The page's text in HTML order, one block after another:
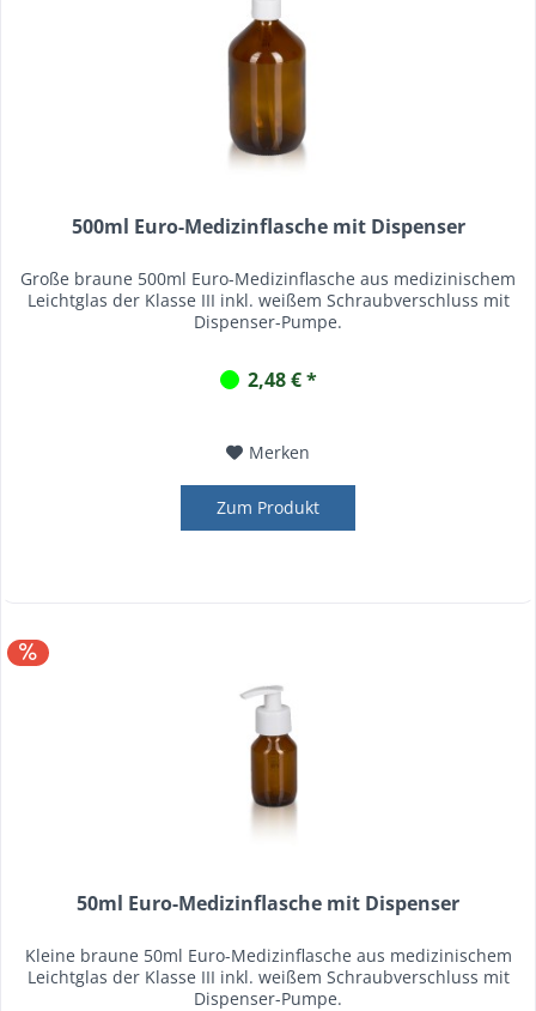
500ml Euro-Medizinflasche mit Dispenser
Große braune 500ml Euro-Medizinflasche aus medizinischem
Leichtglas der Klasse III inkl. weißem Schraubverschluss mit
Dispenser-Pumpe.
2,48 € *
Merken
Zum Produkt
50ml Euro-Medizinflasche mit Dispenser
Kleine braune 50ml Euro-Medizinflasche aus medizinischem
Leichtglas der Klasse III inkl. weißem Schraubverschluss mit
Dispenser-Pumpe.